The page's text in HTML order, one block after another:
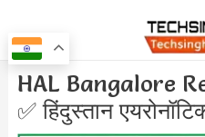
to
content
HAL Bangalore
✅ हिंदुस्तान
Post
navigation